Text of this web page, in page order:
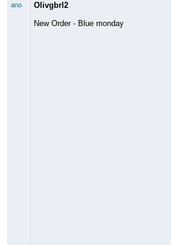
ano
Olivgbrl2
New Order - Blue monday